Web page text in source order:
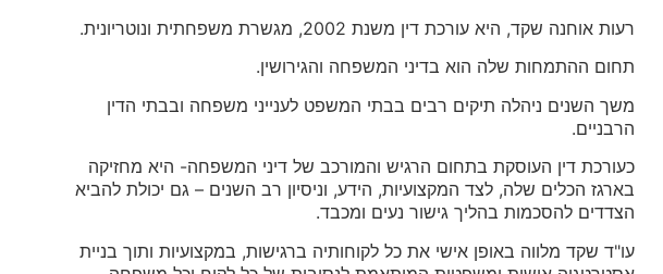
רעות אוחנה שקד, היא עורכת דין משנת 2002, מגשרת משפחתית ונוטריונית.
תחום ההתמחות שלה הוא בדיני המשפחה והגירושין.
משך השנים ניהלה תיקים רבים בבתי המשפט לענייני משפחה ובבתי הדין
הרבניים.
כעורכת דין העוסקת בתחום הרגיש והמורכב של דיני המשפחה- היא מחזיקה
בארגז הכלים שלה, לצד המקצועיות, הידע, וניסיון רב השנים – גם יכולת להביא
הצדדים להסכמות בהליך גישור נעים ומכבד.
עו"ד שקד מלווה באופן אישי את כל לקוחותיה ברגישות, במקצועיות ותוך בניית